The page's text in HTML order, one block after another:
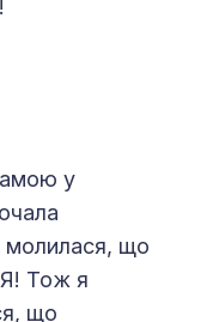
у
молилася, що
Я! Тож я
що